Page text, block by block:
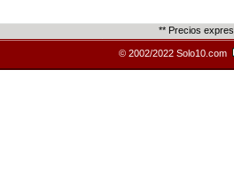
** Precios
© 2002/2022 Solo10.com